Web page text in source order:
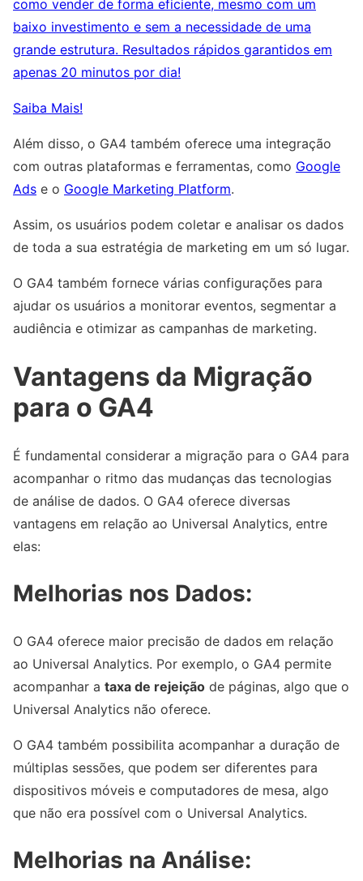
como vender de forma eficiente, mesmo com um
baixo investimento e sem a necessidade de uma
grande estrutura. Resultados rápidos garantidos em
apenas 20 minutos por dia!
Saiba Mais!
Além disso, o GA4 também oferece uma integração
com outras plataformas e ferramentas, como Google
Ads e o Google Marketing Platform.
Assim, os usuários podem coletar e analisar os dados
de toda a sua estratégia de marketing em um só lugar.
O GA4 também fornece várias configurações para
ajudar os usuários a monitorar eventos, segmentar a
audiência e otimizar as campanhas de marketing.
Vantagens da Migração
para o GA4
É fundamental considerar a migração para o GA4 para
acompanhar o ritmo das mudanças das tecnologias
de análise de dados. O GA4 oferece diversas
vantagens em relação ao Universal Analytics, entre
elas:
Melhorias nos Dados:
O GA4 oferece maior precisão de dados em relação
ao Universal Analytics. Por exemplo, o GA4 permite
acompanhar a taxa de rejeição de páginas, algo que o
Universal Analytics não oferece.
O GA4 também possibilita acompanhar a duração de
múltiplas sessões, que podem ser diferentes para
dispositivos móveis e computadores de mesa, algo
que não era possível com o Universal Analytics.
Melhorias na Análise: